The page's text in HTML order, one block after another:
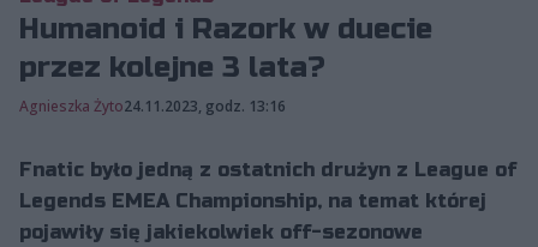
Humanoid i Razork w duecie
przez kolejne 3 lata?
Agnieszka Żyto24.11.2023, godz. 13:16
Fnatic było jedną z ostatnich drużyn z League of
Legends EMEA Championship, na temat której
pojawiły się jakiekolwiek off-sezonowe